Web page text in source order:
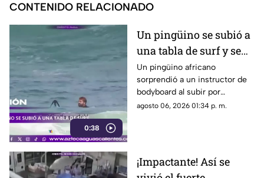
CONTENIDO RELACIONADO
0:38
Un pingüino se subió a
una tabla de surf y se
viraliza
Un pingüino africano
sorprendió a un instructor de
bodyboard al subir por
iniciativa propia a su tabla y
agosto 06, 2026 01:34 p. m.
¡Impactante! Así se